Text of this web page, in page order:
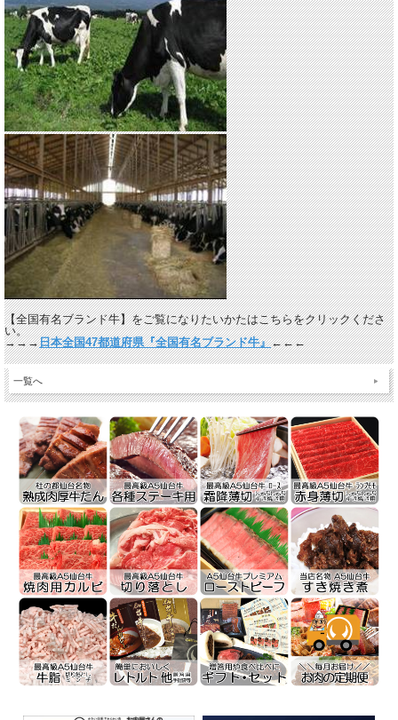
【全国有名ブランド牛】をご覧になりたいかたはこちらをクリックくださ
い。
→→→日本全国47都道府県『全国有名ブランド牛』←←←
一覧へ